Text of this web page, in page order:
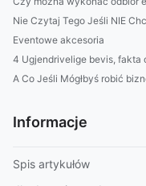
Nie Czytaj Tego Jeśli NIE
Eventowe akcesoria
4 Ugjendrivelige bevis, fakta
A Co Jeśli Mógłbyś robić
Informacje
Spis artykułów